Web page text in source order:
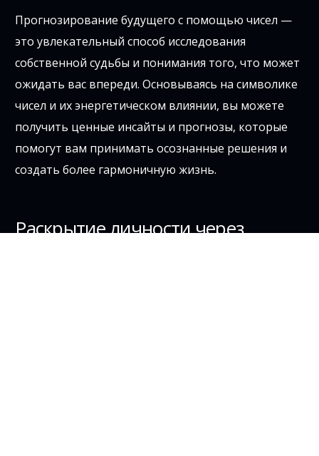
Прогнозирование будущего с помощью чисел —
это увлекательный способ исследования
собственной судьбы и понимания того, что может
ожидать вас впереди. Основываясь на символике
чисел и их энергетическом влиянии, вы можете
получить ценные инсайты и прогнозы, которые
помогут вам принимать осознанные решения и
создать более гармоничную жизнь.
Раскрытие личности через